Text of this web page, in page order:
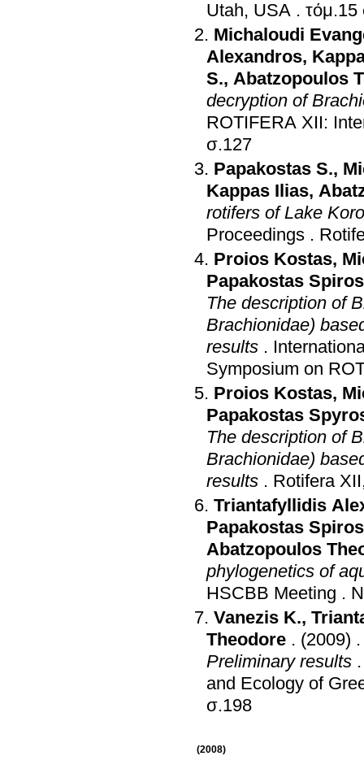
Utah, USA .
Michaloudi
Alexandros,
S., Abatzopoulos
decryption of
ROTIFERA XII:
σ.127
Papakostas S.,
Kappas Ilias,
rotifers of Lake
Proceedings .
Proios Kostas,
Papakostas Spiros
The description of
Brachionidae)
results .
Symposium on
Proios Kostas,
Papakostas
The description of
Brachionidae)
results . Rotifera
Triantafyllidis
Papakostas Spiros
Abatzopoulos
phylogenetics of
HSCBB Meeting .
Vanezis K.,
Theodore . (2009)
Preliminary results
and Ecology of
σ.198
(2008)